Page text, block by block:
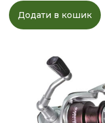
Додати в кошик